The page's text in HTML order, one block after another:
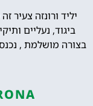
יליד ורונזה
ביגוד, נעליים
בצורה מושלמת ,